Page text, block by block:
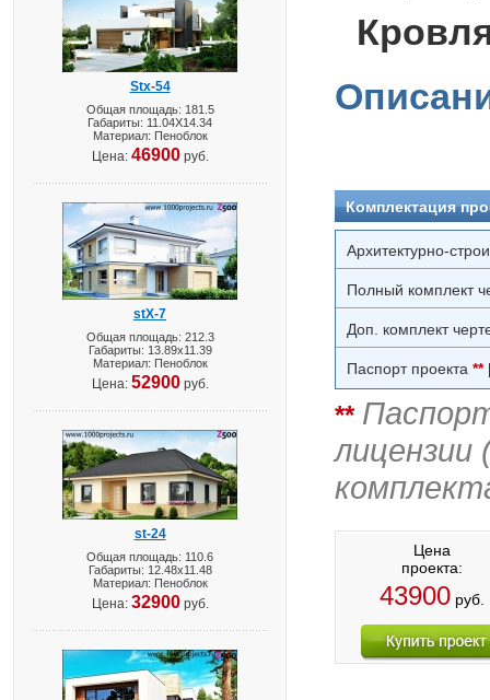
Stx-54
Общая площадь: 181.5
Габариты: 11.04X14.34
Материал: Пеноблок
Цена: 46900руб.
stX-7
Общая площадь: 212.3
Габариты: 13.89х11.39
Материал: Пеноблок
Цена: 52900руб.
st-24
Общая площадь: 110.6
Габариты: 12.48х11.48
Материал: Пеноблок
Цена: 32900руб.
Комплектация
Архитектурно-
Полный комплект
Доп. комплект
Паспорт проекта **
**
лицензии
Цена
проекта:
43900руб.